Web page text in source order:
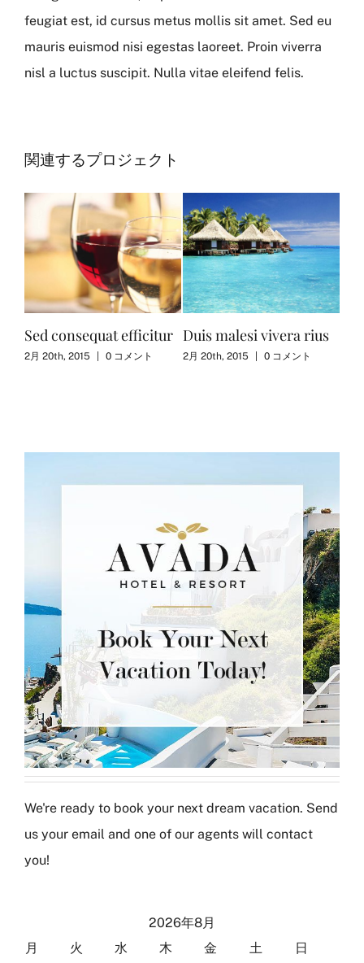
feugiat est, id cursus metus mollis sit amet. Sed eu
mauris euismod nisi egestas laoreet. Proin viverra
nisl a luctus suscipit. Nulla vitae eleifend felis.
関連するプロジェクト
Sed consequat efficitur
2月 20th, 2015 0 コメント
Duis malesi vivera rius
2月 20th, 2015 0 コメント
We're ready to book your next dream vacation. Send
us your email and one of our agents will contact
you!
2026年8月
月 火 水 木 金 土 日